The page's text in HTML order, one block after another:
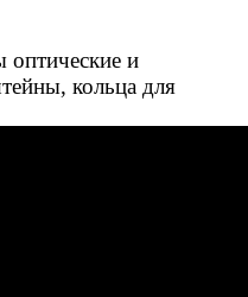
оптические и
кольца для